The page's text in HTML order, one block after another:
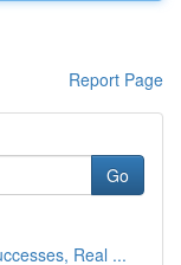
Report Page
Go
Real ...